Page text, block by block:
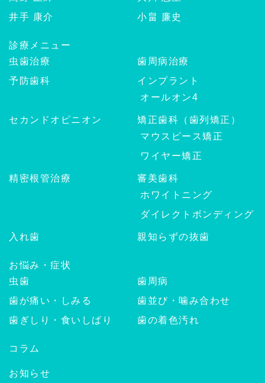
井手 康介
小畠 廉史
診療メニュー
虫歯治療
歯周病治療
予防歯科
インプラント
オールオン4
セカンドオピニオン
矯正歯科（歯列矯正）
マウスピース矯正
ワイヤー矯正
精密根管治療
審美歯科
ホワイトニング
ダイレクトボンディング
入れ歯 親知らずの抜歯
お悩み・症状
虫歯
歯周病
歯が痛い・しみる
歯並び・噛み合わせ
歯ぎしり・食いしばり
歯の着色汚れ
コラム
お知らせ